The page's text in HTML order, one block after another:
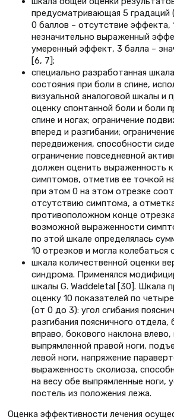
предусматривающая 5 градаций
0 баллов – отсутствие эффекта,
незначительно выраженный
умеренный эффект, 3 балла –
[6, 7];
специально разработанная
состояния при боли в спине,
визуальной аналоговой шкалы и
оценку спонтанной боли и боли
спине и ногах; ограничение
вперед и разгибании;
передвижения, способности
ограничение повседневной
должен оценить выраженность
симптомов, отметив ее точкой
при этом 0 на этом отрезке
отсутствию симптома, а
противоположном конце
возможной выраженности
по этой шкале определялась
10 отрезков и могла колебаться
шкала количественной оценки
синдрома. Применялся
шкалы G. Waddeletal [30]. Шкала
оценку 10 показателей по
(от 0 до 3): угол сгибания
разгибания поясничного отдела,
вправо, бокового наклона
выпрямленной правой ноги,
левой ноги, напряжение
выраженность сколиоза,
на весу обе выпрямленные ноги,
постель из положения лежа.
Оценка эффективности лечения